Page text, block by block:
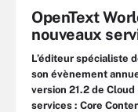
OpenText
nouveaux
L’éditeur spécialiste
son évènement
version 21.2 de
services : Core